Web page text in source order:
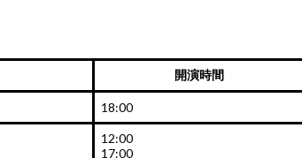
開演時間
18:00
12:00
17:00